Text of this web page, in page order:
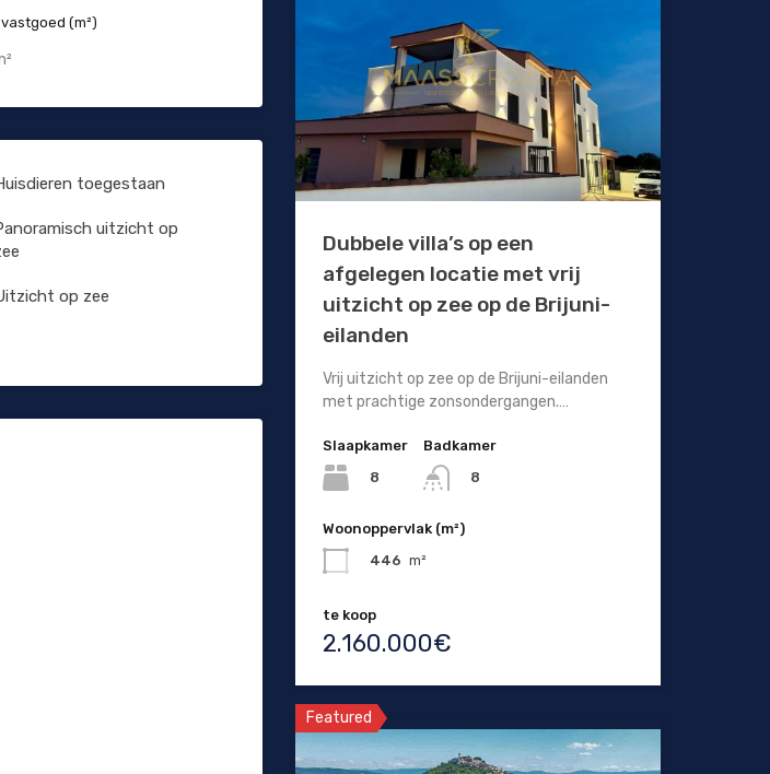
(m²)
toegestaan
uitzicht op
op zee
Dubbele villa’s op een
afgelegen locatie met vrij
uitzicht op zee op de Brijuni-
eilanden
Vrij uitzicht op zee op de Brijuni-eilanden
met prachtige zonsondergangen.…
Slaapkamer
8
Badkamer
8
Woonoppervlak (m²)
446 m²
te koop
2.160.000€
Featured